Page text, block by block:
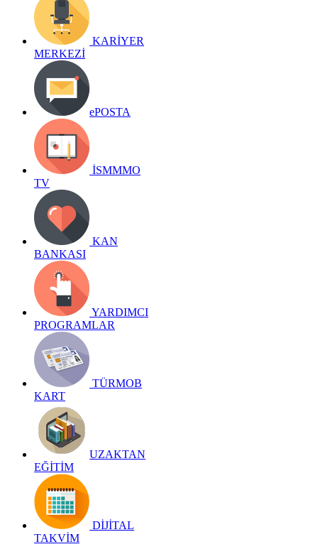
KARİYER
MERKEZİ
ePOSTA
İSMMMO
TV
KAN
BANKASI
YARDIMCI
PROGRAMLAR
TÜRMOB
KART
UZAKTAN
EĞİTİM
DİJİTAL
TAKVİM